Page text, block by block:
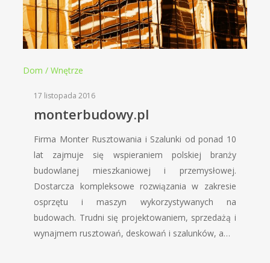
Dom / Wnętrze
17 listopada 2016
monterbudowy.pl
Firma Monter Rusztowania i Szalunki od ponad 10
lat zajmuje się wspieraniem polskiej branży
budowlanej mieszkaniowej i przemysłowej.
Dostarcza kompleksowe rozwiązania w zakresie
osprzętu i maszyn wykorzystywanych na
budowach. Trudni się projektowaniem, sprzedażą i
wynajmem rusztowań, deskowań i szalunków, a…